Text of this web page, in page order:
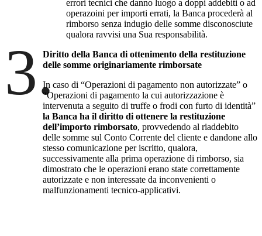
errori tecnici che danno luogo a doppi addebiti o ad
operazoini per importi errati, la Banca procederà al
rimborso senza indugio delle somme disconosciute
qualora ravvisi una Sua responsabilità.
3.Diritto della Banca di ottenimento della restituzione
delle somme originariamente rimborsate
In caso di “Operazioni di pagamento non autorizzate” o
“Operazioni di pagamento la cui autorizzazione è
intervenuta a seguito di truffe o frodi con furto di identità”
la Banca ha il diritto di ottenere la restituzione
dell’importo rimborsato, provvedendo al riaddebito
delle somme sul Conto Corrente del cliente e dandone allo
stesso comunicazione per iscritto, qualora,
successivamente alla prima operazione di rimborso, sia
dimostrato che le operazioni erano state correttamente
autorizzate e non interessate da inconvenienti o
malfunzionamenti tecnico-applicativi.